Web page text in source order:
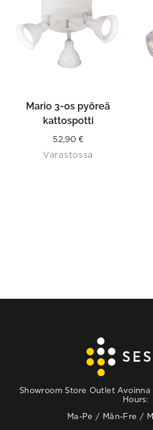
Mario 3-os pyöreä
kattospotti
52,90 €
Varastossa
Showroom Store Outlet
Hours:
Ma-Pe / Mån-Fre /